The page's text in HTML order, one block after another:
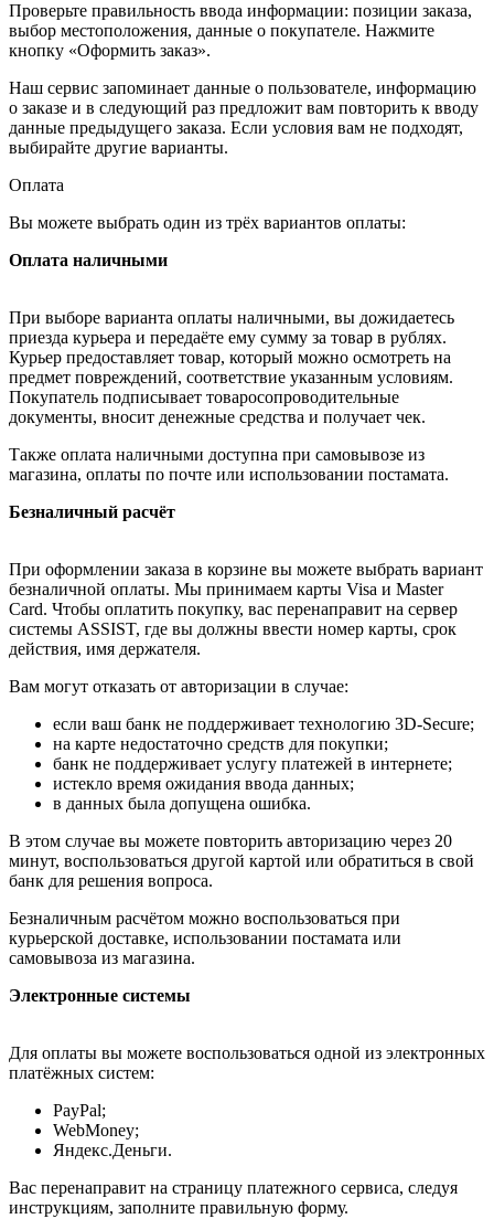
Проверьте правильность ввода информации: позиции заказа,
выбор местоположения, данные о покупателе. Нажмите
кнопку «Оформить заказ».
Наш сервис запоминает данные о пользователе, информацию
о заказе и в следующий раз предложит вам повторить к вводу
данные предыдущего заказа. Если условия вам не подходят,
выбирайте другие варианты.
Оплата
Вы можете выбрать один из трёх вариантов оплаты:
Оплата наличными
При выборе варианта оплаты наличными, вы дожидаетесь
приезда курьера и передаёте ему сумму за товар в рублях.
Курьер предоставляет товар, который можно осмотреть на
предмет повреждений, соответствие указанным условиям.
Покупатель подписывает товаросопроводительные
документы, вносит денежные средства и получает чек.
Также оплата наличными доступна при самовывозе из
магазина, оплаты по почте или использовании постамата.
Безналичный расчёт
При оформлении заказа в корзине вы можете выбрать вариант
безналичной оплаты. Мы принимаем карты Visa и Master
Card. Чтобы оплатить покупку, вас перенаправит на сервер
системы ASSIST, где вы должны ввести номер карты, срок
действия, имя держателя.
Вам могут отказать от авторизации в случае:
если ваш банк не поддерживает технологию 3D-Secure;
на карте недостаточно средств для покупки;
банк не поддерживает услугу платежей в интернете;
истекло время ожидания ввода данных;
в данных была допущена ошибка.
В этом случае вы можете повторить авторизацию через 20
минут, воспользоваться другой картой или обратиться в свой
банк для решения вопроса.
Безналичным расчётом можно воспользоваться при
курьерской доставке, использовании постамата или
самовывоза из магазина.
Электронные системы
Для оплаты вы можете воспользоваться одной из электронных
платёжных систем:
PayPal;
WebMoney;
Яндекс.Деньги.
Вас перенаправит на страницу платежного сервиса, следуя
инструкциям, заполните правильную форму.